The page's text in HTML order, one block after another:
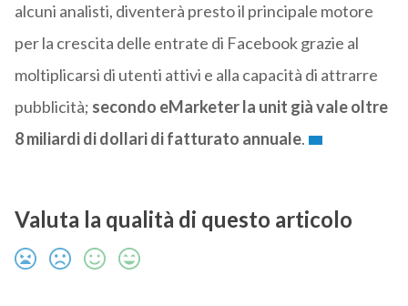
alcuni analisti, diventerà presto il principale motore
per la crescita delle entrate di Facebook grazie al
moltiplicarsi di utenti attivi e alla capacità di attrarre
pubblicità; secondo eMarketerla unit già vale oltre
8 miliardi di dollari di fatturato annuale.
Valuta la qualità di questo articolo